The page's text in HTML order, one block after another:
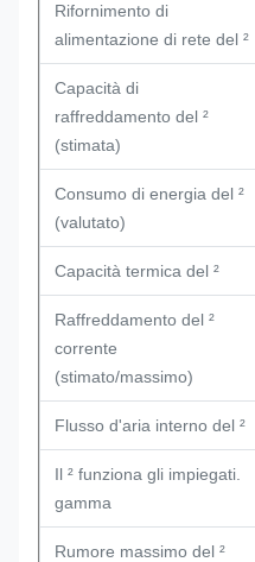
Rifornimento di
alimentazione di rete del ²
Capacità di
raffreddamento del ²
(stimata)
Consumo di energia del ²
(valutato)
Capacità termica del ²
Raffreddamento del ²
corrente
(stimato/massimo)
Flusso d'aria interno del ²
Il ² funziona gli impiegati.
gamma
Rumore massimo del ²